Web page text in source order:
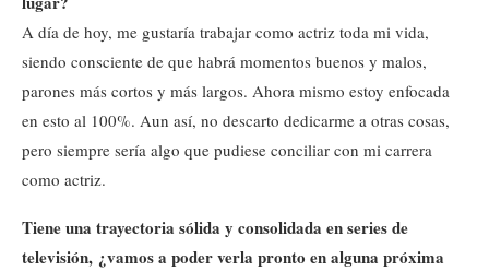
A día de hoy, me gustaría trabajar como actriz toda mi vida,
siendo consciente de que habrá momentos buenos y malos,
parones más cortos y más largos. Ahora mismo estoy enfocada
en esto al 100%. Aun así, no descarto dedicarme a otras cosas,
pero siempre sería algo que pudiese conciliar con mi carrera
como actriz.
Tiene una trayectoria sólida y consolidada en series de
televisión, ¿vamos a poder verla pronto en alguna próxima